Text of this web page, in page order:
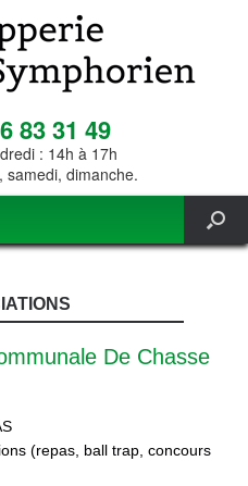
83 31 49
: 14h à 17h
samedi, dimanche.
De Chasse
(repas, ball trap, concours